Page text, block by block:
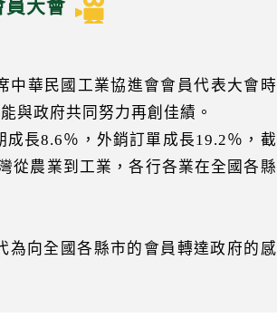
員大會
中華民國工業協進會會員代表大會時
與政府共同努力再創佳績。
長8.6％，外銷訂單成長19.2％，截
從農業到工業，各行各業在全國各縣
為向全國各縣市的會員轉達政府的感